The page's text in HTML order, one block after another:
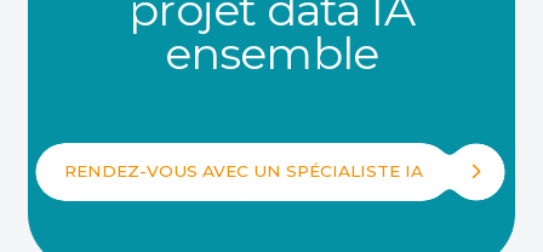
ensemble
RENDEZ-VOUS AVEC UN SPÉCIALISTE IA